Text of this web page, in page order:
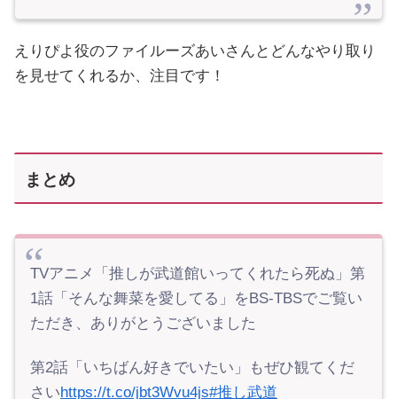
えりぴよ役のファイルーズあいさんとどんなやり取り
を見せてくれるか、注目です！
まとめ
TVアニメ「推しが武道館いってくれたら死ぬ」第
1話「そんな舞菜を愛してる」をBS-TBSでご覧い
ただき、ありがとうございました
第2話「いちばん好きでいたい」もぜひ観てくだ
さいhttps://t.co/jbt3Wvu4js#推し武道